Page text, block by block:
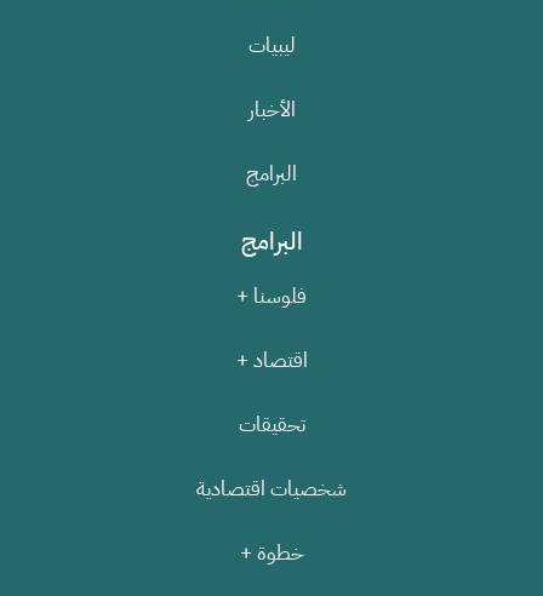
ليبيات
الأخبار
البرامج
البرامج
فلوسنا +
اقتصاد +
تحقيقات
شخصيات اقتصادية
خطوة +